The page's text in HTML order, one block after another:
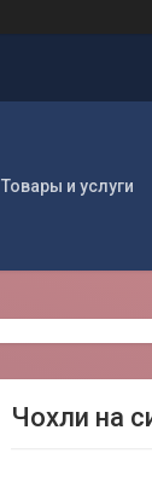
Товары и услуги
Чохли на